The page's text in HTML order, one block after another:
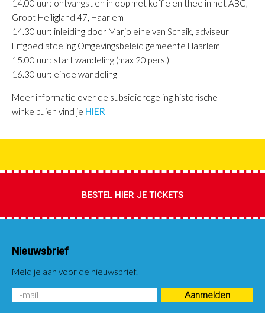
14.00 uur: ontvangst en inloop met koffie en thee in het ABC,
Groot Heiligland 47, Haarlem
14.30 uur: inleiding door Marjoleine van Schaik, adviseur
Erfgoed afdeling Omgevingsbeleid gemeente Haarlem
15.00 uur: start wandeling (max 20 pers.)
16.30 uur: einde wandeling
Meer informatie over de subsidieregeling historische
winkelpuien vind je HIER
BESTEL HIER JE TICKETS
Nieuwsbrief
Meld je aan voor de nieuwsbrief.